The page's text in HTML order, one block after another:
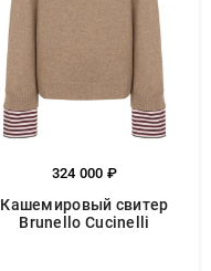
324 000 ₽
Кашемировый свитер
Brunello Cucinelli